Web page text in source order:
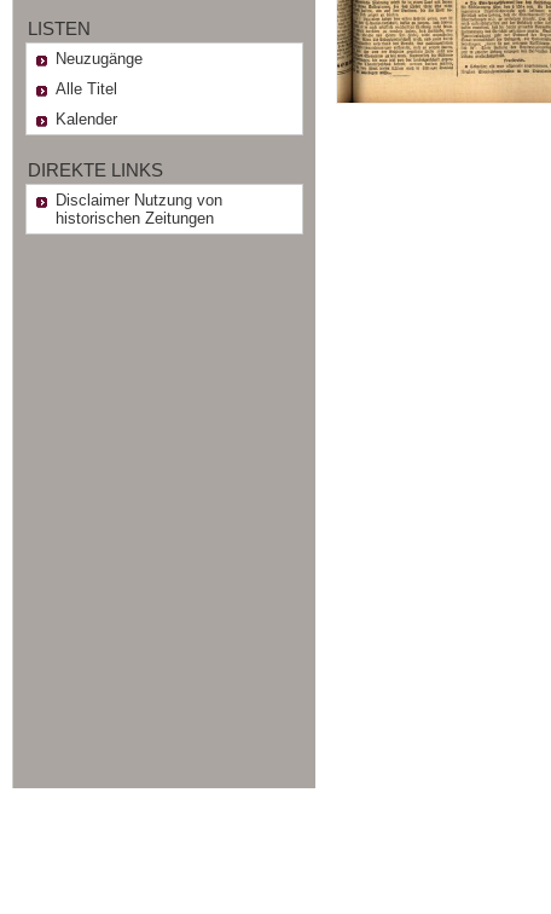
LISTEN
Neuzugänge
Alle Titel
Kalender
DIREKTE LINKS
Disclaimer Nutzung von
historischen Zeitungen